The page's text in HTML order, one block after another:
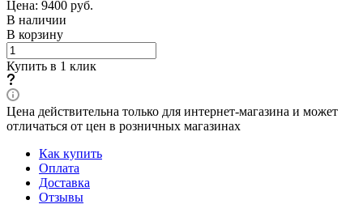
Цена: 9400 руб.
В наличии
В корзину
Купить в 1 клик
Цена действительна только для интернет-магазина и может
отличаться от цен в розничных магазинах
Как купить
Оплата
Доставка
Отзывы